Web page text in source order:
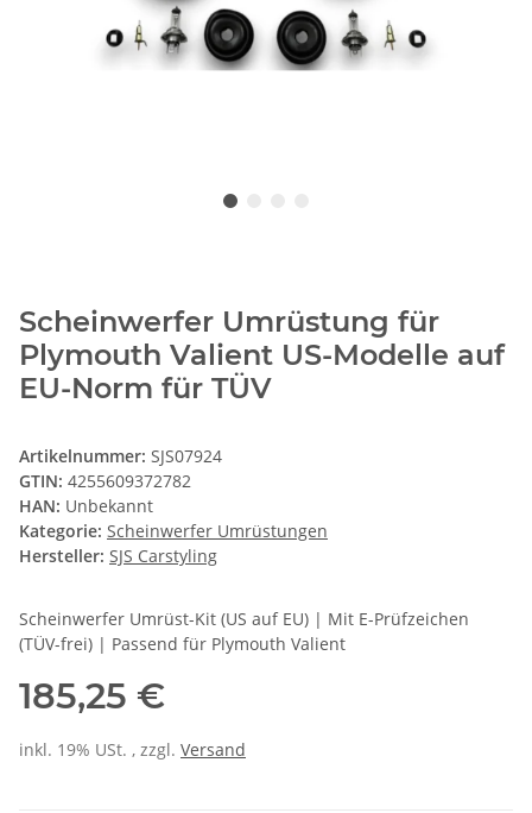
Scheinwerfer Umrüstung für
Plymouth Valient US-Modelle auf
EU-Norm für TÜV
Artikelnummer: SJS07924
GTIN: 4255609372782
HAN: Unbekannt
Kategorie: Scheinwerfer Umrüstungen
Hersteller: SJS Carstyling
Scheinwerfer Umrüst-Kit (US auf EU) | Mit E-Prüfzeichen
(TÜV-frei) | Passend für Plymouth Valient
185,25 €
inkl. 19% USt. , zzgl. Versand